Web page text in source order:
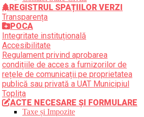
REGISTRUL SPAȚIILOR VERZI
Transparența
POCA
Integritate instituțională
Accesibilitate
Regulament privind aprobarea
condițiile de acces a furnizorilor de
rețele de comunicații pe proprietatea
publică sau privată a UAT Municipiul
Toplița
ACTE NECESARE ȘI FORMULARE
Taxe și Impozite